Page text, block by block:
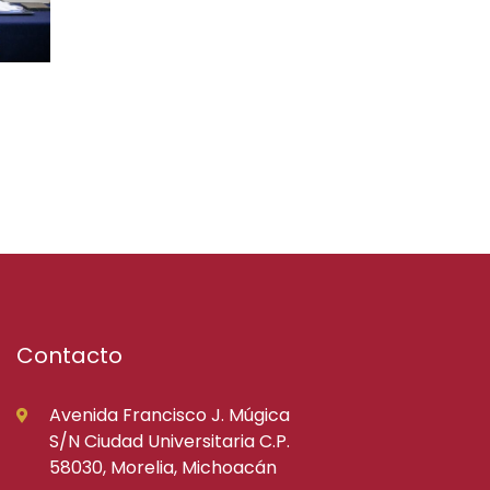
Contacto
Avenida Francisco J. Múgica
S/N Ciudad Universitaria C.P.
58030, Morelia, Michoacán